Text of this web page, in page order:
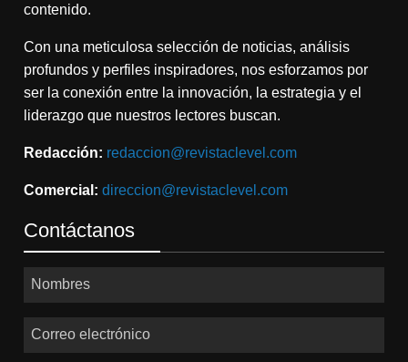
contenido.
Con una meticulosa selección de noticias, análisis
profundos y perfiles inspiradores, nos esforzamos por
ser la conexión entre la innovación, la estrategia y el
liderazgo que nuestros lectores buscan.
Redacción: redaccion@revistaclevel.com
Comercial: direccion@revistaclevel.com
Contáctanos
Nombres
Correo electrónico